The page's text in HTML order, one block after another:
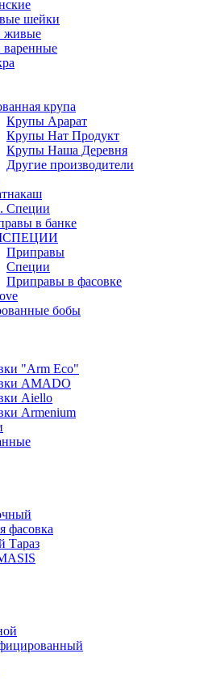
шейки
живые
варенные
крупа
Крупы Арарат
Крупы Нат Продукт
Крупы Наша Деревня
Другие производители
Специи
в банке
Приправы
Специи
Приправы в фасовке
бобы
"Arm Eco"
AMADO
Aiello
Armenium
фасовка
Тараз